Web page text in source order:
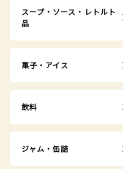
スープ・ソース・レトルト
品
菓子・アイス
飲料
ジャム・缶詰